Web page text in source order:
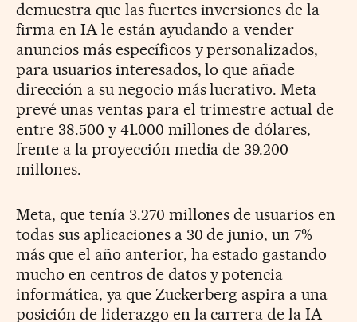
demuestra que las fuertes inversiones de la
firma en IA le están ayudando a vender
anuncios más específicos y personalizados,
para usuarios interesados, lo que añade
dirección a su negocio más lucrativo. Meta
prevé unas ventas para el trimestre actual de
entre 38.500 y 41.000 millones de dólares,
frente a la proyección media de 39.200
millones.
Meta, que tenía 3.270 millones de usuarios en
todas sus aplicaciones a 30 de junio, un 7%
más que el año anterior, ha estado gastando
mucho en centros de datos y potencia
informática, ya que Zuckerberg aspira a una
posición de liderazgo en la carrera de la IA